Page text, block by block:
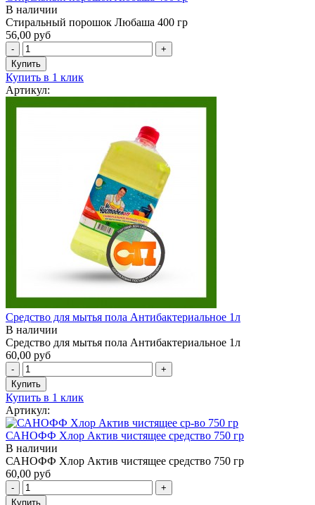
В наличии
Стиральный порошок Любаша 400 гр
56,00 руб
Купить в 1 клик
Артикул:
Средство для мытья пола Антибактериальное 1л
В наличии
Средство для мытья пола Антибактериальное 1л
60,00 руб
Купить в 1 клик
Артикул:
САНОФФ Хлор Актив чистящее средство 750 гр
В наличии
САНОФФ Хлор Актив чистящее средство 750 гр
60,00 руб